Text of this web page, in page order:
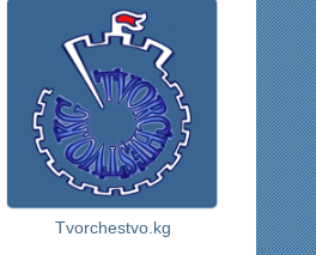
Tvorchestvo.kg